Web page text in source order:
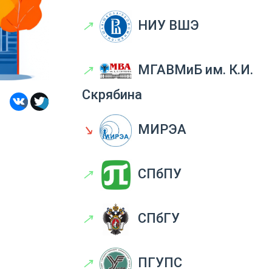
↗ НИУ ВШЭ
↗
МГАВМиБ им. К.И.
Скрябина
↘ МИРЭА
↗ СПбПУ
↗ СПбГУ
↗ ПГУПС